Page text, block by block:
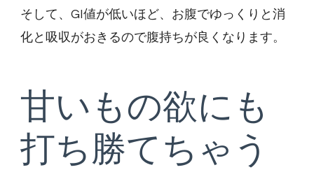
そして、GI値が低いほど、お腹でゆっくりと消
化と吸収がおきるので腹持ちが良くなります。
甘いもの欲にも
打ち勝てちゃう